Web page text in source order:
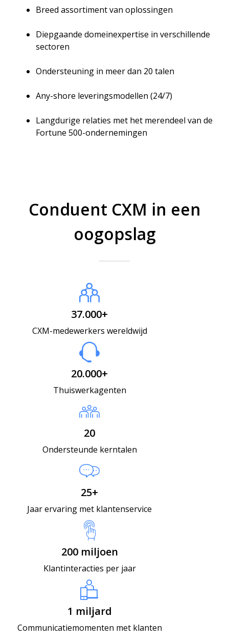
Breed assortiment van oplossingen
Diepgaande domeinexpertise in verschillende
sectoren
Ondersteuning in meer dan 20 talen
Any-shore leveringsmodellen (24/7)
Langdurige relaties met het merendeel van de
Fortune 500-ondernemingen
Conduent CXM in een
oogopslag
37.000+
CXM-medewerkers wereldwijd
20.000+
Thuiswerkagenten
20
Ondersteunde kerntalen
25+
Jaar ervaring met klantenservice
200 miljoen
Klantinteracties per jaar
1 miljard
Communicatiemomenten met klanten